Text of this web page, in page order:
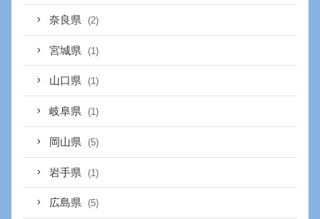
奈良県 (2)
宮城県 (1)
山口県 (1)
岐阜県 (1)
岡山県 (5)
岩手県 (1)
広島県 (5)